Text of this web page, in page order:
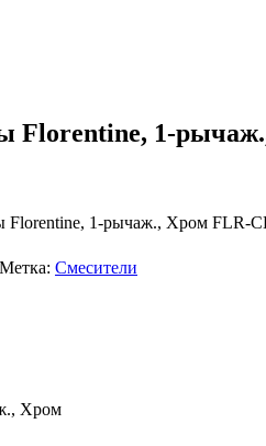
Florentine, 1-
Florentine, 1-рычаж., Хром FLR-
Метка: Смесители
Хром